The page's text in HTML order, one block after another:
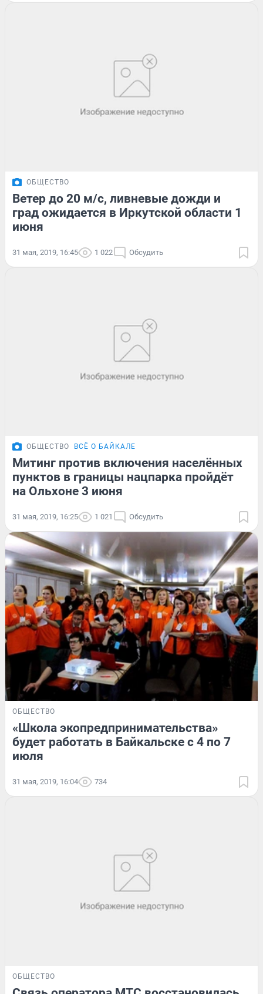
ОБЩЕСТВО
Ветер до 20 м/с, ливневые дожди и
град ожидается в Иркутской области 1
июня
31 мая, 2019, 16:45 1 022 Обсудить
ОБЩЕСТВО ВСЁ О БАЙКАЛЕ
Митинг против включения населённых
пунктов в границы нацпарка пройдёт
на Ольхоне 3 июня
31 мая, 2019, 16:25 1 021 Обсудить
ОБЩЕСТВО
«Школа экопредпринимательства»
будет работать в Байкальске с 4 по 7
июля
31 мая, 2019, 16:04 734
ОБЩЕСТВО